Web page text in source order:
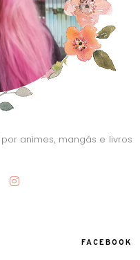
animes, mangás e livros
FACEBOOK